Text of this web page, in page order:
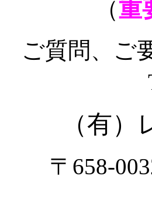
（重
ご質問、ご
（有
〒658-